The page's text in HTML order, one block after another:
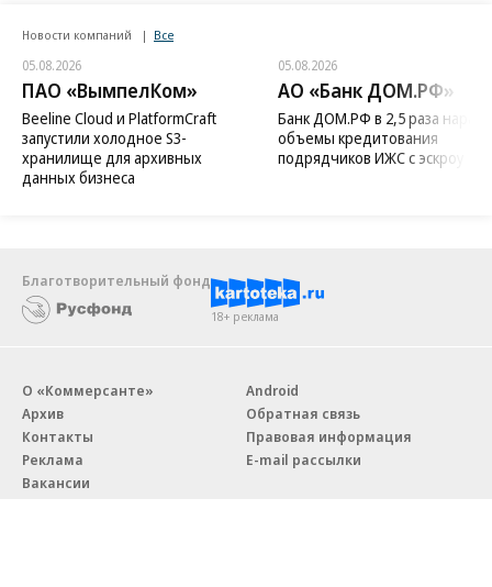
Новости компаний Все
05.08.2026
ПАО «ВымпелКом»
Beeline Cloud и PlatformCraft
запустили холодное S3-
хранилище для архивных
данных бизнеса
05.08.2026
АО «Банк ДОМ.РФ»
Банк ДОМ.РФ в 2,5 раза
объемы кредитования
подрядчиков ИЖС с эскроу
Благотворительный фонд
18+ реклама
О «Коммерсанте»
Архив
Контакты
Реклама
Вакансии
Android
Обратная связь
Правовая информация
E-mail рассылки